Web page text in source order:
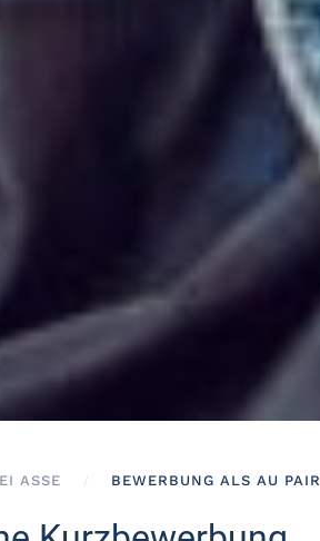
ASSE BEWERBUNG ALS AU PAIR